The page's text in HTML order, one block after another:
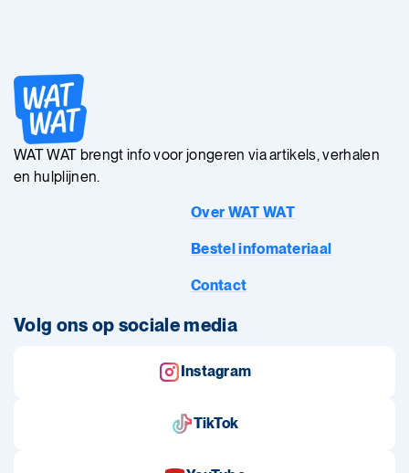
WAT WAT brengt info voor jongeren via artikels, verhalen
en hulplijnen.
Over WAT WAT
Bestel infomateriaal
Contact
Volg ons op sociale media
Instagram
TikTok